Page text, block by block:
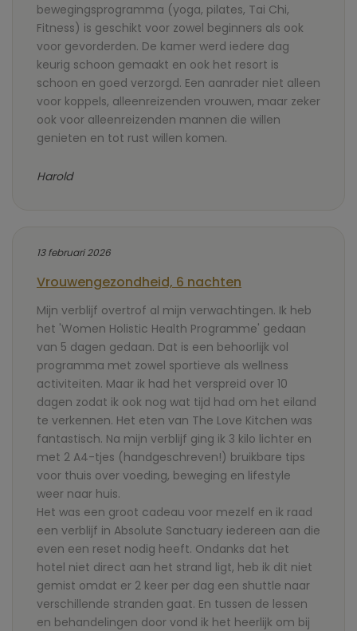
bewegingsprogramma (yoga, pilates, Tai Chi,
Fitness) is geschikt voor zowel beginners als ook
voor gevorderden. De kamer werd iedere dag
keurig schoon gemaakt en ook het resort is
schoon en goed verzorgd. Een aanrader niet alleen
voor koppels, alleenreizenden vrouwen, maar zeker
ook voor alleenreizenden mannen die willen
genieten en tot rust willen komen.
Harold
13 februari 2026
Vrouwengezondheid, 6 nachten
Mijn verblijf overtrof al mijn verwachtingen. Ik heb
het 'Women Holistic Health Programme' gedaan
van 5 dagen gedaan. Dat is een behoorlijk vol
programma met zowel sportieve als wellness
activiteiten. Maar ik had het verspreid over 10
dagen zodat ik ook nog wat tijd had om het eiland
te verkennen. Het eten van The Love Kitchen was
fantastisch. Na mijn verblijf ging ik 3 kilo lichter en
met 2 A4-tjes (handgeschreven!) bruikbare tips
voor thuis over voeding, beweging en lifestyle
weer naar huis.
Het was een groot cadeau voor mezelf en ik raad
een verblijf in Absolute Sanctuary iedereen aan die
even een reset nodig heeft. Ondanks dat het
hotel niet direct aan het strand ligt, heb ik dit niet
gemist omdat er 2 keer per dag een shuttle naar
verschillende stranden gaat. En tussen de lessen
en behandelingen door vond ik het heerlijk om bij